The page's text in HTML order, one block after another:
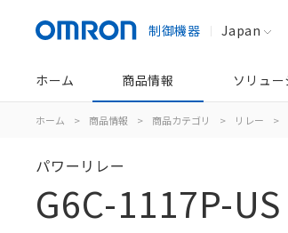
制御機器 Japan
ホーム 商品情報 ソリュ
ホーム > 商品情報 > 商品カテゴリ > リレー >
パワーリレー
G6C-1117P-